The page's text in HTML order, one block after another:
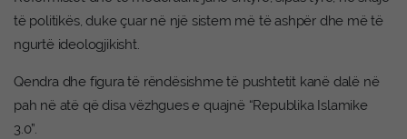
të politikës, duke çuar në një sistem më të ashpër dhe më të
ngurtë ideologjikisht.
Qendra dhe figura të rëndësishme të pushtetit kanë dalë në
pah në atë që disa vëzhgues e quajnë “Republika Islamike
3.0”.